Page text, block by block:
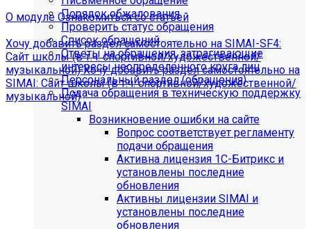
О модуле Ознакомиться со статьей
Хочу добавить раздел самостоятельно на SIMAI-SF4:
Сайт школы (в т.ч. спортивной/художественной/
музыкальной)Хочу добавить раздел самостоятельно на
SIMAI: Сайт школы (в т.ч. спортивной/художественной/
музыкальной)
Информация по появлению ошибки
[MP_LICENSE_VIOLATION] В вашу лицензию не входит
модуль SIMAI-SF4: Сведения об образовательной
организации (simai.sveden)
В связи с новыми требованиями Приказа 1493
Рособнадзора нами были внесены изменения в
поставку готовых решений для образовательных
Порядок обжалования
Проверить статус обращения
Список обращений
Ответы на обращения, затрагивающие
интересы неопределенного круга лиц
Персональный раздел (обращения)
Подача обращения в техническую поддержку
SIMAI
Возникновение ошибки на сайте
Вопрос соответствует регламенту
подачи обращения
Активна лицензия 1С-Битрикс и
установлены последние
обновления
Активны лицензии SIMAI и
установлены последние
обновления